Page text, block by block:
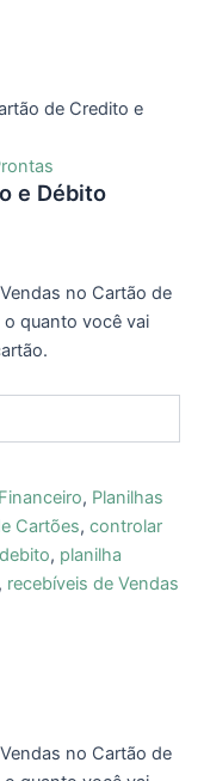
de Credito e
e Débito
no Cartão de
o quanto você vai
Financeiro, Planilhas
Cartões, controlar
, planilha
, recebíveis de Vendas
no Cartão de